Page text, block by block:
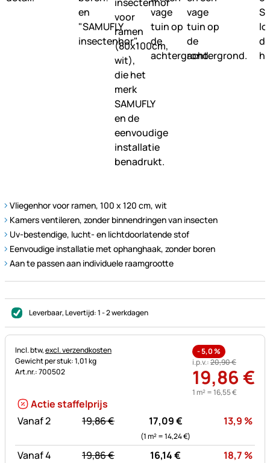
Vliegenhor voor ramen, 100 x 120 cm, wit
Kamers ventileren, zonder binnendringen van insecten
Uv-bestendige, lucht- en lichtdoorlatende stof
Eenvoudige installatie met ophanghaak, zonder boren
Aan te passen aan individuele raamgrootte
Leverbaar, Levertijd:1 - 2 werkdagen
Belastinginformatie:
Incl. btw,excl. verzendkosten
Gewicht per stuk: 1,01 kg
Art.nr.: 700502
-5,0%
i.p.v.:20,90€
19,86 €
1 m² =16,55€
Actie staffelprijs
Vanaf 2
statt:
19,86€ 17,09€
(1 m² =14,24€)
13,9 %
Vanaf 4 statt:
19,86€ 16,14€ 18,7 %